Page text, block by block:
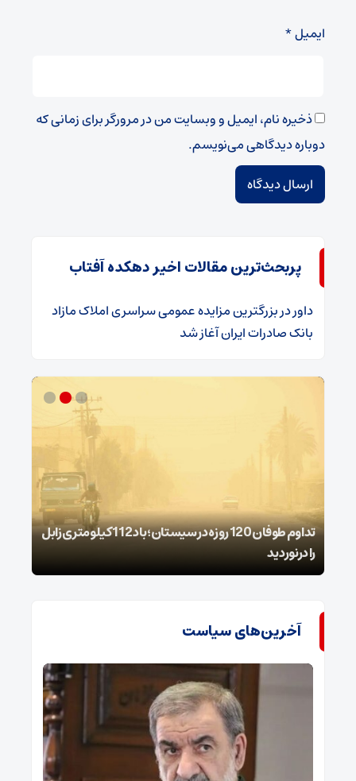
ایمیل*
ذخیره نام، ایمیل و وبسایت من در مرورگر برای زمانی که
دوباره دیدگاهی می‌نویسم.
پربحث‌ترین مقالات اخیر دهکده آفتاب
داوردر​بزرگترین مزایده عمومی سراسری املاک مازاد
بانک صادرات ایران آغاز شد
تداوم طوفان 120 روزه در سیستان؛ باد 112 کیلومتری ‌زابل
را درنوردید
آخرین‌های سیاست